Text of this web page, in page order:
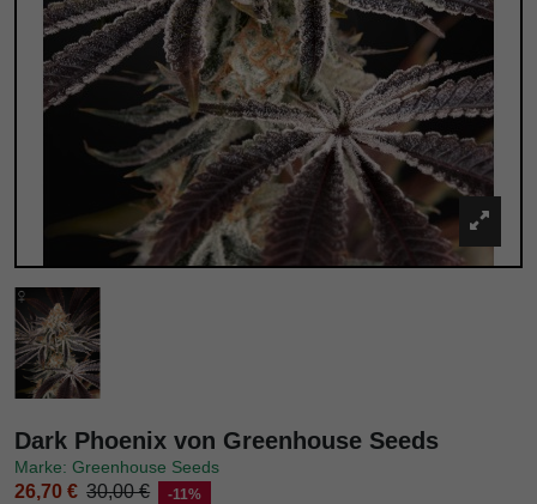
Dark Phoenix von Greenhouse Seeds
Marke: Greenhouse Seeds
26,70 € 30,00 € -11%